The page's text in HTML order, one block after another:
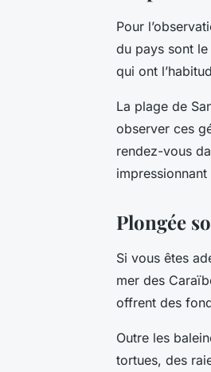
Pour
du pays sont
qui ont
La plage de
observer ces
rendez-vous
Plongée
Si vous êtes
mer des
offrent des
Outre les
tortues, des